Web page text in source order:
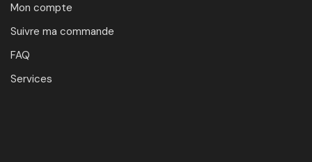
Mon compte
Suivre ma commande
FAQ
Services